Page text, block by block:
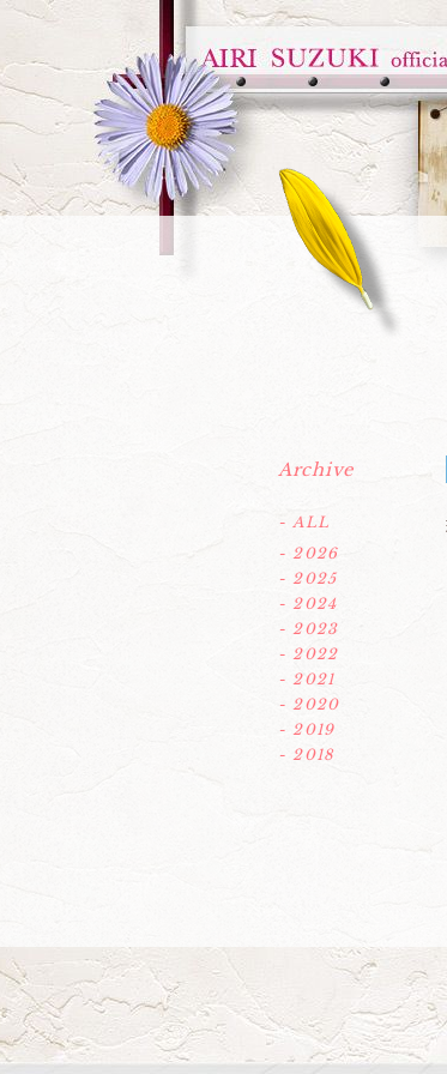
Archive
- ALL
- 2026
- 2025
- 2024
- 2023
- 2022
- 2021
- 2020
- 2019
- 2018